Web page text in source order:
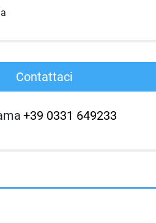
Contattaci
+39 0331 649233